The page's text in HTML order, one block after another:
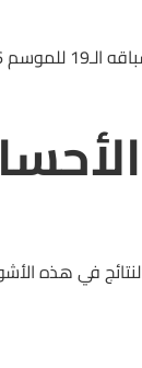
في هذه